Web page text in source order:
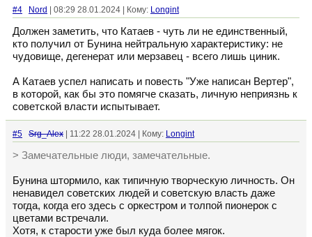
#4 Nord | 08:29 28.01.2024 | Кому: Longint
Должен заметить, что Катаев - чуть ли не единственный,
кто получил от Бунина нейтральную характеристику: не
чудовище, дегенерат или мерзавец - всего лишь циник.
А Катаев успел написать и повесть "Уже написан Вертер",
в которой, как бы это помягче сказать, личную неприязнь к
советской власти испытывает.
#5 Srg_Alex | 11:22 28.01.2024 | Кому: Longint
> Замечательные люди, замечательные.
Бунина штормило, как типичную творческую личность. Он
ненавидел советских людей и советскую власть даже
тогда, когда его здесь с оркестром и толпой пионерок с
цветами встречали.
Хотя, к старости уже был куда более мягок.